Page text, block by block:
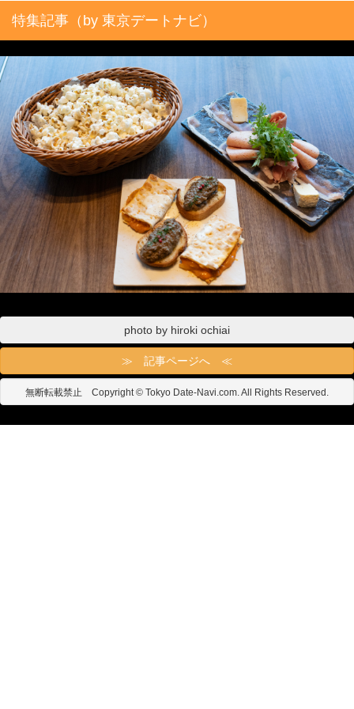
特集記事（by 東京デートナビ）
photo by hiroki ochiai
≫ 記事ページへ ≪
無断転載禁止 Copyright © Tokyo Date-Navi.com. All Rights Reserved.